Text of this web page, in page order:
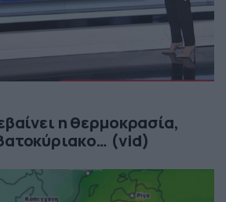
η θερμοκρασία,
(vid)